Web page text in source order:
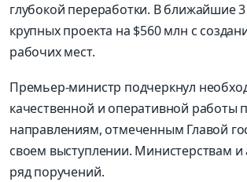
глубокой переработки. В ближайшие 3
крупных проекта на $560 млн с
рабочих мест.
Премьер-министр подчеркнул
качественной и оперативной работы
направлениям, отмеченным Главой
своем выступлении. Министерствам и
ряд поручений.